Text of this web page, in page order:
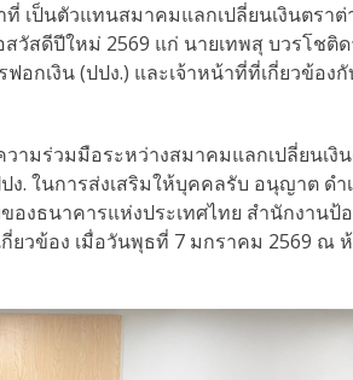
เป็นตัวแทนสมาคมแลกเปลี่ยนเงินตราต่
สวัสดีปีใหม่ 2569 แก่ นายเทพสุ บวรโชติ
กเงิน (ปปง.) และเจ้าหน้าที่ที่เกี่ยวข้องกั
ามร่วมมือระหว่างสมาคมแลกเปลี่ยนเงิ
ง. ในการส่งเสริมให้บุคคลรับ อนุญาต ดำ
องธนาคารแห่งประเทศไทย สำนักงานป้
ยวข้อง เมื่อวันพุธที่ 7 มกราคม 2569 ณ